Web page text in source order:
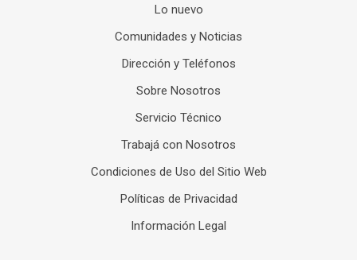
Lo nuevo
Comunidades y Noticias
Dirección y Teléfonos
Sobre Nosotros
Servicio Técnico
Trabajá con Nosotros
Condiciones de Uso del Sitio Web
Políticas de Privacidad
Información Legal